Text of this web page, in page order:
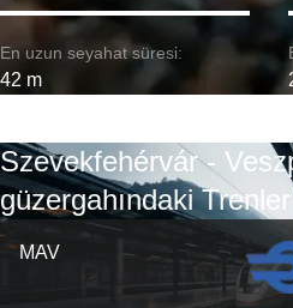
En uzun seyahat süresi:
42 m
Szevekfehérvár -
güzergahındaki Trenler
MAV